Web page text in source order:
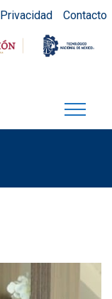
Privacidad Contacto